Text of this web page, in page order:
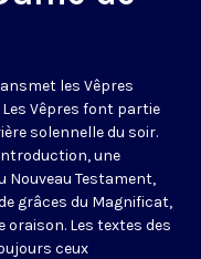
les Vêpres
Vêpres font partie
solennelle du soir.
une
Nouveau Testament,
grâces du Magnificat,
oraison. Les textes des
ceux